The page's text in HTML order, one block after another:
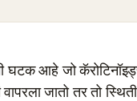
आहे जो
जातो तर तो